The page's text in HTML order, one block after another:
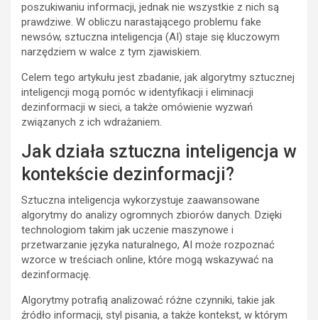
poszukiwaniu informacji, jednak nie wszystkie z nich są
prawdziwe. W obliczu narastającego problemu fake
newsów, sztuczna inteligencja (AI) staje się kluczowym
narzędziem w walce z tym zjawiskiem.
Celem tego artykułu jest zbadanie, jak algorytmy sztucznej
inteligencji mogą pomóc w identyfikacji i eliminacji
dezinformacji w sieci, a także omówienie wyzwań
związanych z ich wdrażaniem.
Jak działa sztuczna inteligencja w
kontekście dezinformacji?
Sztuczna inteligencja wykorzystuje zaawansowane
algorytmy do analizy ogromnych zbiorów danych. Dzięki
technologiom takim jak uczenie maszynowe i
przetwarzanie języka naturalnego, AI może rozpoznać
wzorce w treściach online, które mogą wskazywać na
dezinformację.
Algorytmy potrafią analizować różne czynniki, takie jak
źródło informacji, styl pisania, a także kontekst, w którym